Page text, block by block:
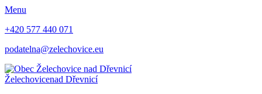
Menu
+420 577 440 071
podatelna@zelechovice.eu
Želechovicenad Dřevnicí